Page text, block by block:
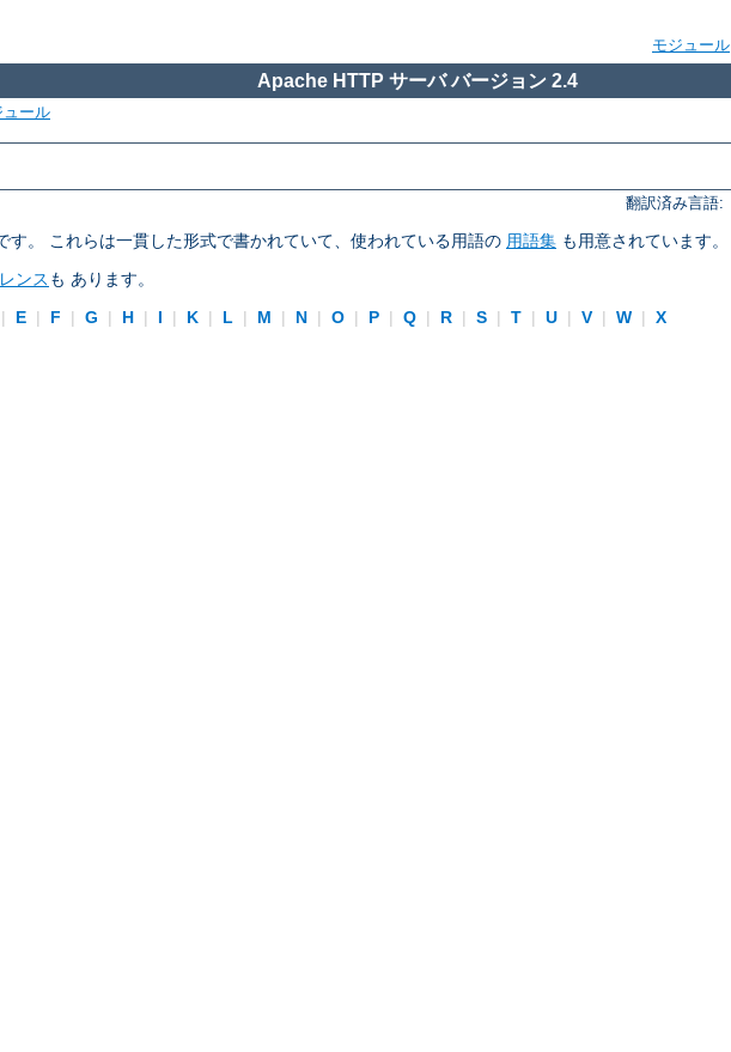
モジュール
Apache HTTP サーバ バージョン 2.4
ュール
翻訳済み言語:
。 これらは一貫した形式で書かれていて、使われている用語の 用語集 も用意されています。
ンス も あります。
| E | F | G | H | I | K | L | M | N | O | P | Q | R | S | T | U | V | W |
X